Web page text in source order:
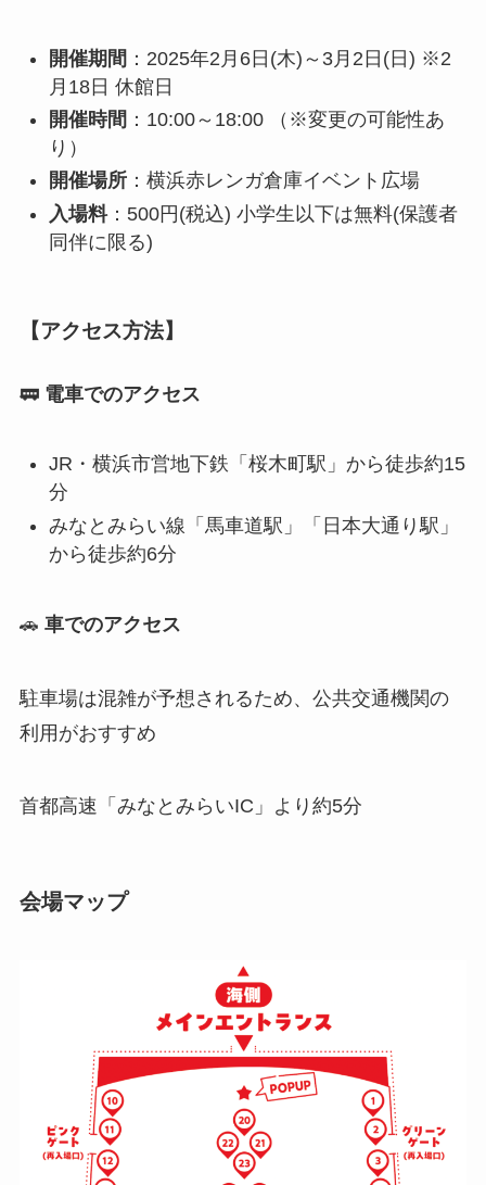
開催期間 ：2025年2月6日(木)～3月2日(日) ※2
月18日 休館日
開催時間 ：10:00～18:00 （※変更の可能性あ
り）
開催場所：横浜赤レンガ倉庫イベント広場
入場料：500円(税込) 小学生以下は無料(保護者
同伴に限る)
【アクセス方法】
🚃 電車でのアクセス
JR・横浜市営地下鉄「桜木町駅」から徒歩約15
分
みなとみらい線「馬車道駅」「日本大通り駅」
から徒歩約6分
🚗 車でのアクセス
駐車場は混雑が予想されるため、公共交通機関の
利用がおすすめ
首都高速「みなとみらいIC」より約5分
会場マップ